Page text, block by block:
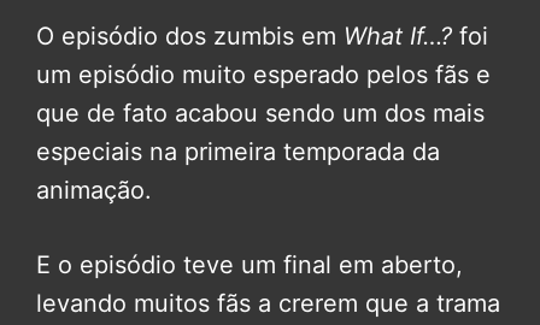
O episódio dos zumbis em What If…? foi
um episódio muito esperado pelos fãs e
que de fato acabou sendo um dos mais
especiais na primeira temporada da
animação.
E o episódio teve um final em aberto,
levando muitos fãs a crerem que a trama